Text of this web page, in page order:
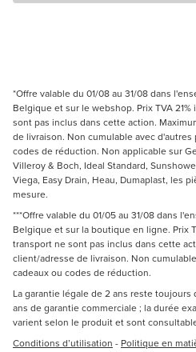
*Offre valable du 01/08 au 31/08 dans
Belgique et sur le webshop. Prix TVA
sont pas inclus dans cette action.
de livraison. Non cumulable avec
codes de réduction. Non applicable sur
Villeroy & Boch, Ideal Standard,
Viega, Easy Drain, Heau, Dumaplast, les
mesure.
***Offre valable du 01/05 au 31/08 dans
Belgique et sur la boutique en ligne. Prix
transport ne sont pas inclus dans cette
client/adresse de livraison. Non
cadeaux ou codes de réduction.
La garantie légale de 2 ans reste toujours
ans de garantie commerciale ; la durée
varient selon le produit et sont
Conditions d’utilisation - Politique en